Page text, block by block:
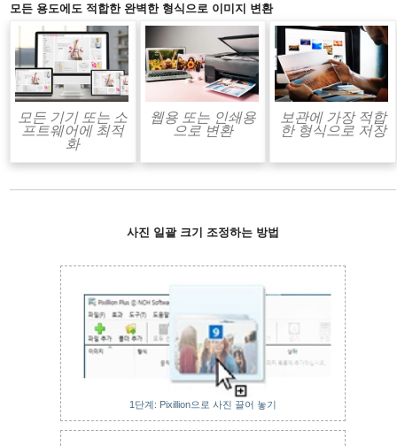
모든 용도에도 적합한 완벽한 형식으로 이미지 변환
모든 기기 또는 소
프트웨어에 최적
화
웹용 또는 인쇄용
으로 변환
보관에 가장 적합
한 형식으로 저장
사진 일괄 크기 조정하는 방법
1단계: Pixillion으로 사진 끌어 놓기